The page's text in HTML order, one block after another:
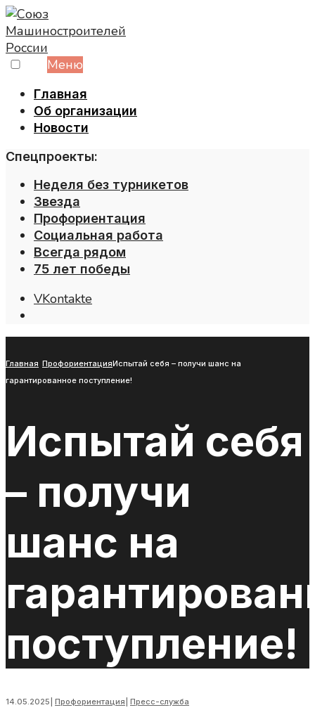
Skip
to
content
Меню
Главная
Об организации
Новости
Спецпроекты:
Неделя без турникетов
Звезда
Профориентация
Социальная работа
Всегда рядом
75 лет победы
VKontakte
Главная ПрофориентацияИспытай себя – получи шанс на
гарантированное поступление!
Испытай себя
– получи
шанс на
поступление!
14.05.2025 Профориентация Пресс-служба